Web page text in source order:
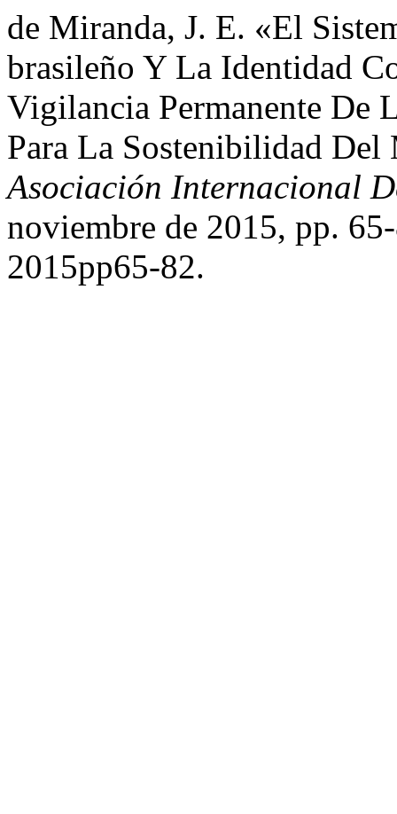
de Miranda, J. E. «El
brasileño Y La Identidad
Vigilancia Permanente De
Para La Sostenibilidad
Asociación Internacional
noviembre de 2015, pp.
2015pp65-82.